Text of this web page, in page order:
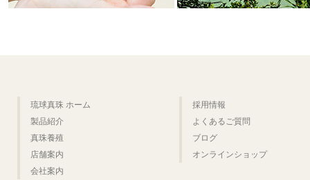
琉球真珠 ホーム
製品紹介
真珠養殖
店舗案内
会社案内
採用情報
よくあるご質問
ブログ
オンラインショップ